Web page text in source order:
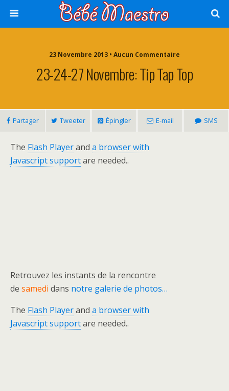
23 Novembre 2013 • Aucun Commentaire
23-24-27 Novembre: Tip Tap Top
Partager Tweeter Épingler E-mail SMS
The Flash Playerand a browser with
Javascript supportare needed..
Retrouvez les instants de la rencontre
de samedi dans notre galerie de photos…
The Flash Playerand a browser with
Javascript supportare needed..